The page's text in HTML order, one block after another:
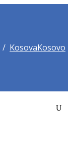
/ KosovaKosovo